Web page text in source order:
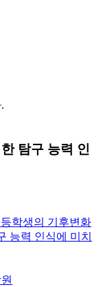
탐구 능력 인
학생의 기후변화
능력 인식에 미치